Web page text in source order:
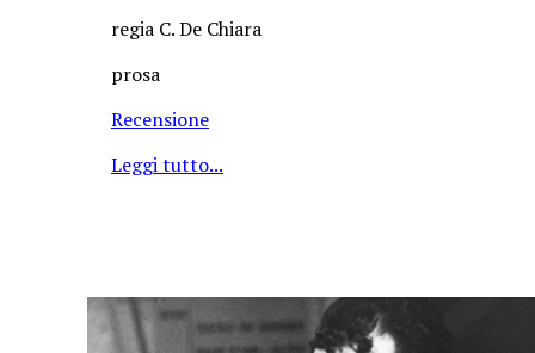
regia C. De Chiara
prosa
Recensione
Leggi tutto...